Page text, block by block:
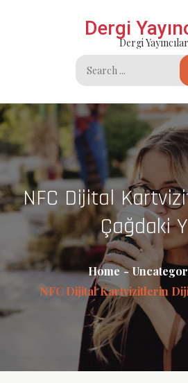
Dergi
Dergi
Search
for:
NFC Dijital
Çağdaki
Home
NFC Dijital Kartvizitlerin